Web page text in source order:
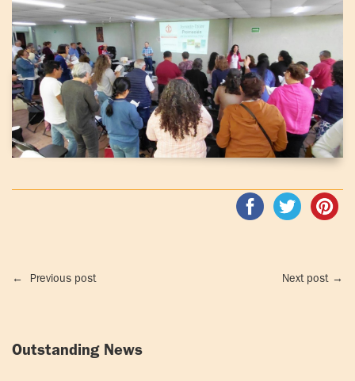
← Previous post Next post →
Outstanding News